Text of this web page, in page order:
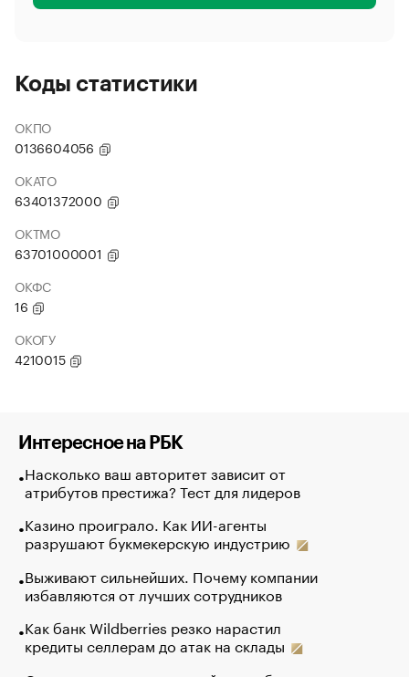
Коды статистики
ОКПО
0136604056
ОКАТО
63401372000
ОКТМО
63701000001
ОКФС
16
ОКОГУ
4210015
Интересное на РБК
Насколько ваш авторитет зависит от
атрибутов престижа? Тест для лидеров
Казино проиграло. Как ИИ-агенты
разрушают букмекерскую индустрию
Выживают сильнейших. Почему компании
избавляются от лучших сотрудников
Как банк Wildberries резко нарастил
кредиты селлерам до атак на склады